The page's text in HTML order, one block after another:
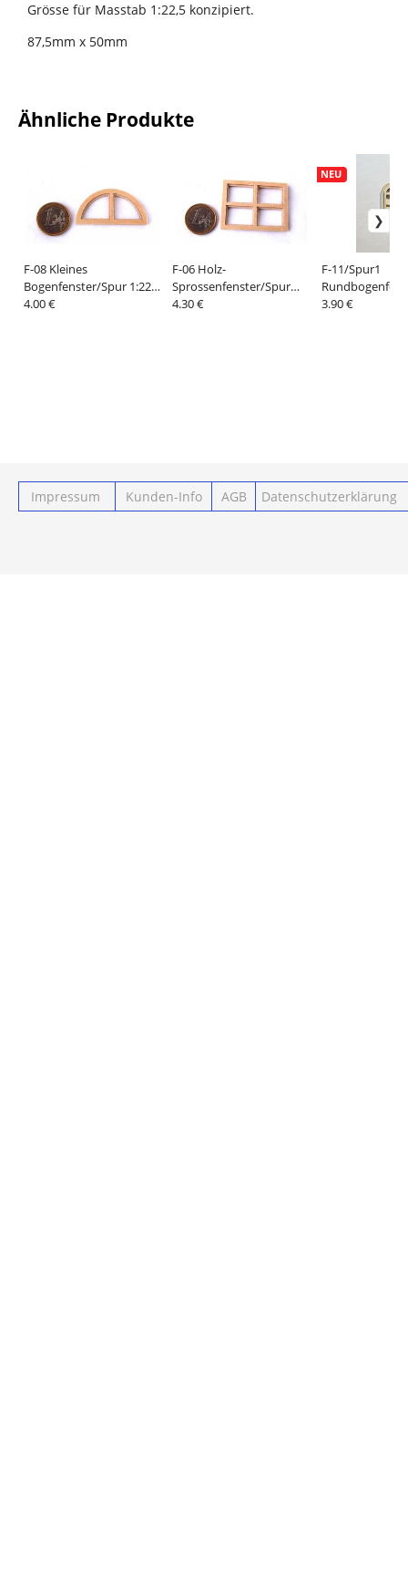
Grösse für Masstab 1:22,5 konzipiert.
87,5mm x 50mm
Ähnliche Produkte
F-08 Kleines
Bogenfenster/Spur 1:22,5
AUSVERKAUFT
4.00 €
F-06 Holz-
Sprossenfenster/Spur
1:22,5
4.30 €
F-11/Spur1
NEU
3.90 €
Impressum Kunden-Info AGB Datenschutzerklärung